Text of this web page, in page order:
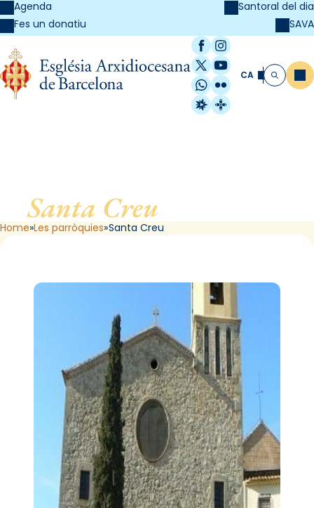
Agenda
Fes un donatiu
Santoral del dia
SAVA
Facebook
Instagram
X / Twitter
YouTube
WhatsApp
Flickr
Radio Estel
Catalunya
CA Cerca
Santa Creu
Home Les parròquies Santa Creu